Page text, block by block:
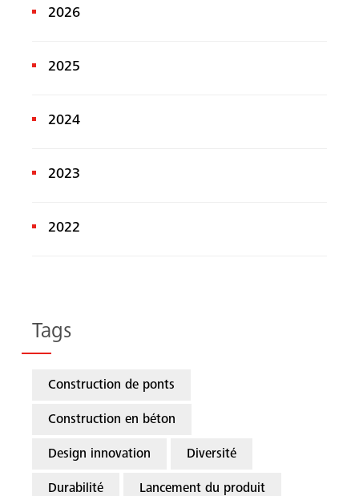
2026
2025
2024
2023
2022
Tags
Construction de ponts
Construction en béton
Design innovation Diversité
Durabilité Lancement du produit